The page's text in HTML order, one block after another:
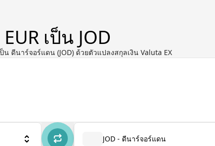
EUR เป็น JOD
ป็น ดีนาร์จอร์แดน (JOD) ด้วยตัวแปลงสกุลเงิน Valuta EX
JOD - ดีนาร์จอร์แดน